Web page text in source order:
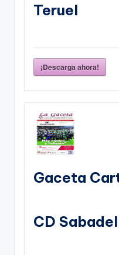
Teruel
¡Descarga ahora!
Gaceta
CD